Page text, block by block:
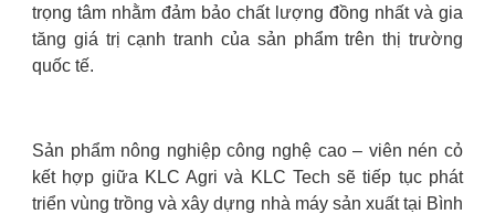
trọng tâm nhằm đảm bảo chất lượng đồng nhất và gia
tăng giá trị cạnh tranh của sản phẩm trên thị trường
quốc tế.
Sản phẩm nông nghiệp công nghệ cao – viên nén cỏ
kết hợp giữa KLC Agri và KLC Tech sẽ tiếp tục phát
triển vùng trồng và xây dựng nhà máy sản xuất tại Bình